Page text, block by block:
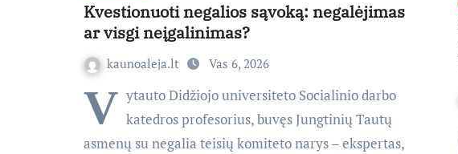
Kvestionuoti negalios sąvoką: negalėjimas
ar visgi neįgalinimas?
kaunoaleja.lt Vas 6, 2026
V ytauto Didžiojo universiteto Socialinio darbo
katedros profesorius, buvęs Jungtinių Tautų
asmenų su negalia teisių komiteto narys – ekspertas,